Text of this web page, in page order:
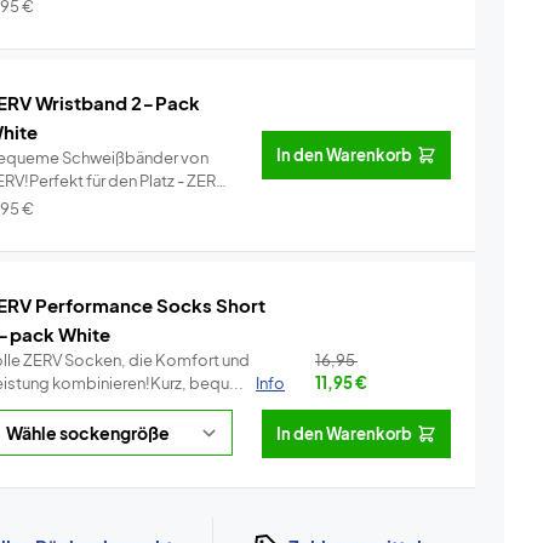
€
Wristband 2-Pack
Schweißbänder von
für den Platz - ZERV
€
In den Warenkorb
Performance Socks Short
pack White
ZERV Socken, die Komfort und
kombinieren!Kurz, bequ...
Info
16,95
11,95€
In den Warenkorb